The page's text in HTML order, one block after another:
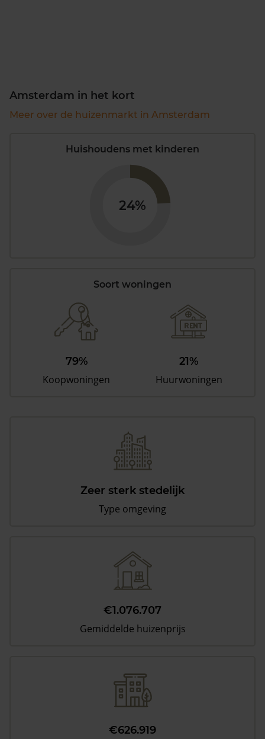
Amsterdam in het kort
Meer over de huizenmarkt in Amsterdam
Huishoudens met kinderen
24%
Soort woningen
79%
Koopwoningen
21%
Huurwoningen
Zeer sterk stedelijk
Type omgeving
€1.076.707
Gemiddelde huizenprijs
€626.919